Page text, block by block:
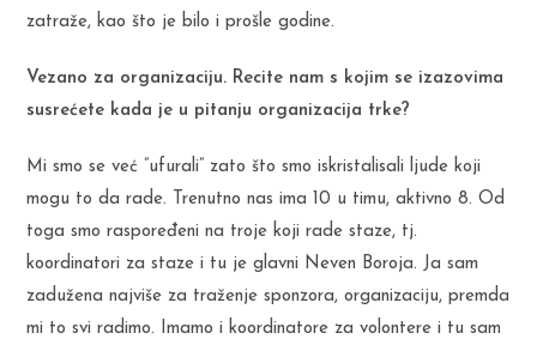
zatraže, kao što je bilo i prošle godine.
Vezano za organizaciju. Recite nam s kojim se izazovima
susrećete kada je u pitanju organizacija trke?
Mi smo se već ”ufurali” zato što smo iskristalisali ljude koji
mogu to da rade. Trenutno nas ima 10 u timu, aktivno 8. Od
toga smo raspoređeni na troje koji rade staze, tj.
koordinatori za staze i tu je glavni Neven Boroja. Ja sam
zadužena najviše za traženje sponzora, organizaciju, premda
mi to svi radimo. Imamo i koordinatore za volontere i tu sam